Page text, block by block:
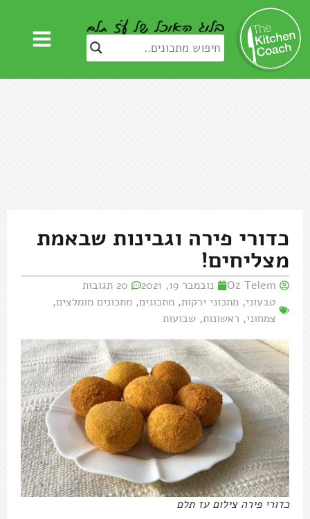
כדורי פירה וגבינות שבאמת
מצליחים!
Oz Telem נובמבר 19, 2021
20 תגובות
טבעוני, מתכוני ירקות, מתכונים, מתכונים מומלצים,
צמחוני, ראשונות, שבועות
כדורי פירה צילום עז תלם